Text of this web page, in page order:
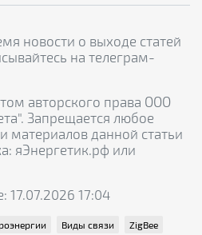
новости о выходе статей
на телеграм-
авторского права ООО
Запрещается любое
материалов данной статьи
яЭнергетик.рф или
17.07.2026 17:04
Виды связи ZigBee